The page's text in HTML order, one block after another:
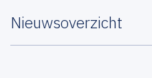
Nieuwsoverzicht